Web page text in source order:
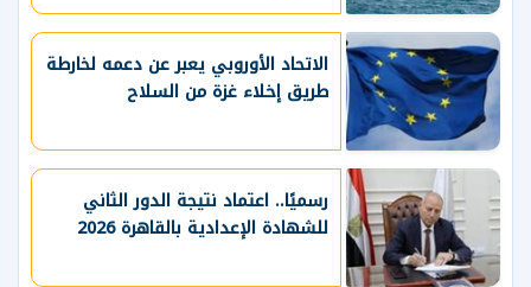
الاتحاد الأوروبي يعبر عن دعمه لخارطة
طريق إخلاء غزة من السلاح
رسميًا.. اعتماد نتيجة الدور الثاني
للشهادة الإعدادية بالقاهرة 2026